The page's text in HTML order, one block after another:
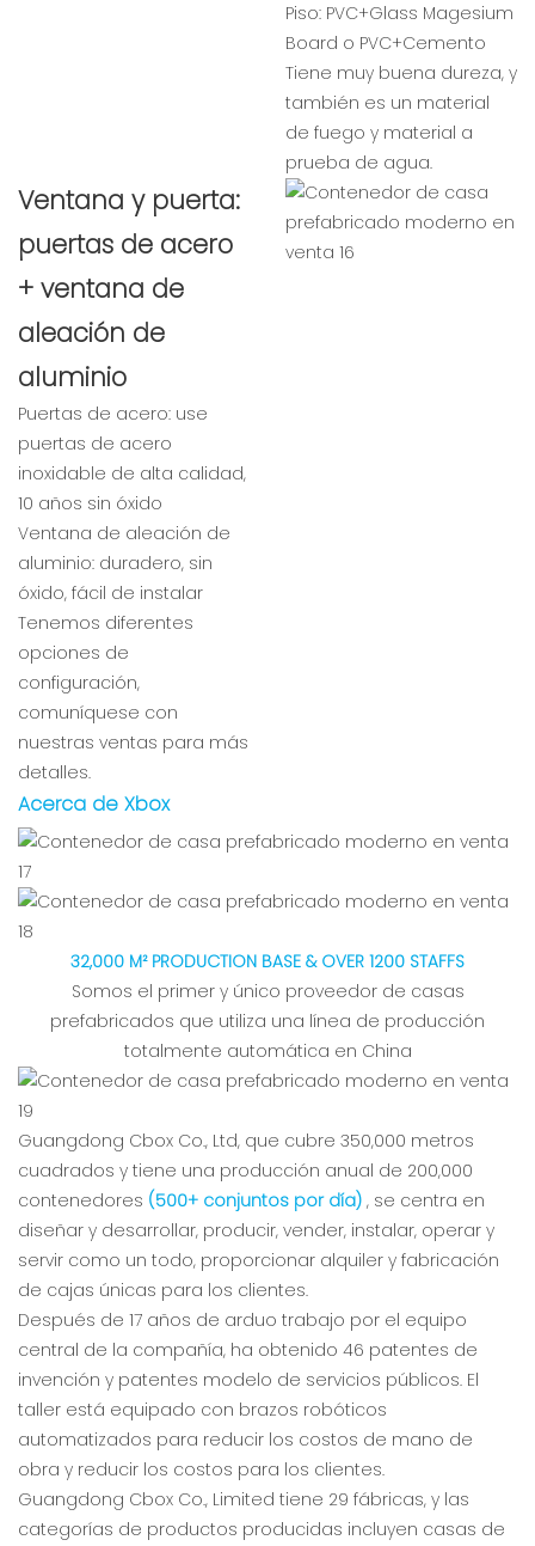
Piso: PVC+Glass Magesium
Board o PVC+Cemento
Tiene muy buena dureza, y
también es un material
de fuego y material a
prueba de agua.
Ventana y puerta:
puertas de acero
+ ventana de
aleación de
aluminio
Puertas de acero: use
puertas de acero
inoxidable de alta calidad,
10 años sin óxido
Ventana de aleación de
aluminio: duradero, sin
óxido, fácil de instalar
Tenemos diferentes
opciones de
configuración,
comuníquese con
nuestras ventas para más
detalles.
Acerca de Xbox
32,000 M² PRODUCTION BASE & OVER 1200 STAFFS
Somos el primer y único proveedor de casas
prefabricados que utiliza una línea de producción
totalmente automática en China
Guangdong Cbox Co., Ltd, que cubre 350,000 metros
cuadrados y tiene una producción anual de 200,000
contenedores (500+ conjuntos por día) , se centra en
diseñar y desarrollar, producir, vender, instalar, operar y
servir como un todo, proporcionar alquiler y fabricación
de cajas únicas para los clientes.
Después de 17 años de arduo trabajo por el equipo
central de la compañía, ha obtenido 46 patentes de
invención y patentes modelo de servicios públicos. El
taller está equipado con brazos robóticos
automatizados para reducir los costos de mano de
obra y reducir los costos para los clientes.
Guangdong Cbox Co., Limited tiene 29 fábricas, y las
categorías de productos producidas incluyen casas de